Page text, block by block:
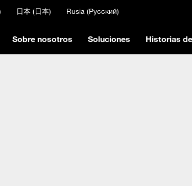
日本 (日本) Rusia (Русский)
Sobre nosotros Soluciones Historias